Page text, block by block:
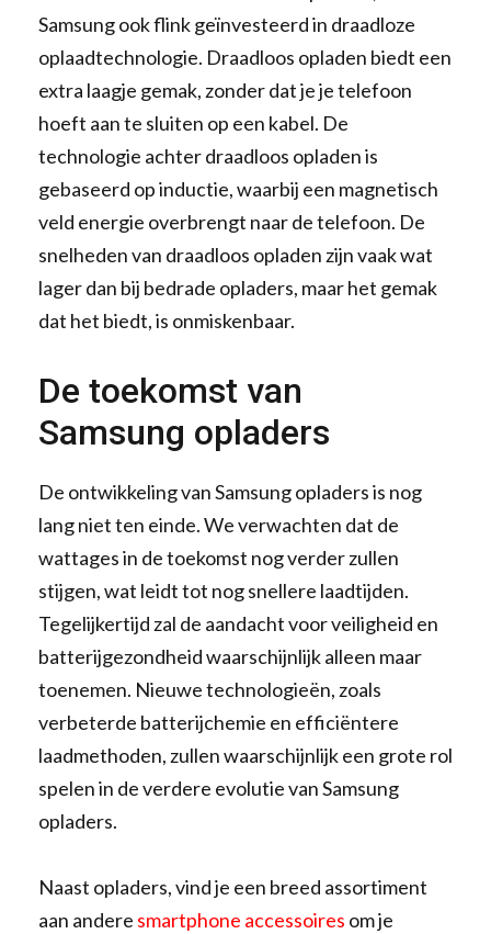
Samsung ook flink geïnvesteerd in draadloze
oplaadtechnologie. Draadloos opladen biedt een
extra laagje gemak, zonder dat je je telefoon
hoeft aan te sluiten op een kabel. De
technologie achter draadloos opladen is
gebaseerd op inductie, waarbij een magnetisch
veld energie overbrengt naar de telefoon. De
snelheden van draadloos opladen zijn vaak wat
lager dan bij bedrade opladers, maar het gemak
dat het biedt, is onmiskenbaar.
De toekomst van
Samsung opladers
De ontwikkeling van Samsung opladers is nog
lang niet ten einde. We verwachten dat de
wattages in de toekomst nog verder zullen
stijgen, wat leidt tot nog snellere laadtijden.
Tegelijkertijd zal de aandacht voor veiligheid en
batterijgezondheid waarschijnlijk alleen maar
toenemen. Nieuwe technologieën, zoals
verbeterde batterijchemie en efficiëntere
laadmethoden, zullen waarschijnlijk een grote rol
spelen in de verdere evolutie van Samsung
opladers.
Naast opladers, vind je een breed assortiment
aan andere smartphone accessoires om je